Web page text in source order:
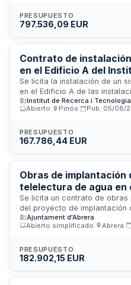
un Director facultativo
coordinación, vigilancia e
trabajos y control de
aprobado por la
legales establecidos.
PRESUPUESTO
797.536,09 EUR
Contrato de
en el Edificio A del
Tecnologia
Se licita la instalación de un
en el Edificio A de las
Monells. El contrato incluye la
obras, supervisión técnica,
responsabilidad del
el pliego de condiciones
Tecnologia Agroalimentaria.
Institut de Recerca i
Abierto
Pinós Pub. 05/08/
PRESUPUESTO
167.786,44 EUR
Obras de implantación
telelectura de agua en
Se licita un contrato de
del proyecto de
de abonado en el municipio
Abrera requiere la
del suministro, detectar
obras se ejecutarán por la
Ajuntament d'Abrera
Abierto simplificado
Abrera
PRESUPUESTO
182.902,15 EUR